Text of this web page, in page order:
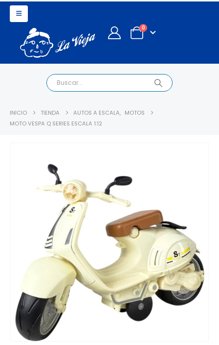
0
INICIO TIENDA AUTOS A ESCALA, MOTOS
MOTO VESPA Q SERIES ESCALA 1:12